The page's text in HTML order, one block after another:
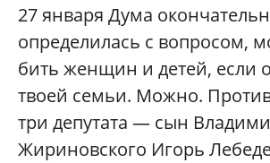
27 января Дума
определилась с вопросом,
бить женщин и детей, если
твоей семьи. Можно.
три депутата — сын
Жириновского Игорь